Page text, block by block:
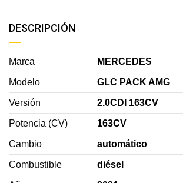
DESCRIPCIÓN
Marca MERCEDES
Modelo GLC PACK AMG
Versión 2.0CDI 163CV
Potencia (CV) 163CV
Cambio automático
Combustible diésel